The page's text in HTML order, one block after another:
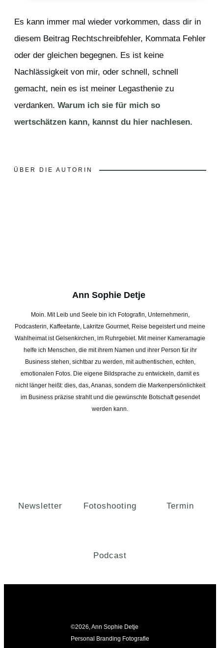
Es kann immer mal wieder vorkommen, dass dir in
diesem Beitrag Rechtschreibfehler, Kommata Fehler
oder der gleichen begegnen. Es ist keine
Nachlässigkeit von mir, oder schnell, schnell
gemacht, nein es ist meiner Legasthenie zu
verdanken. Warum ich sie für mich so
wertschätzen kann, kannst du hier nachlesen.
ÜBER DIE AUTORIN
Ann Sophie Detje
Moin. Mit Leib und Seele bin ich Fotografin, Unternehmerin,
Podcasterin, Kaffeetante, Lakritze Gourmet, Reise begeistert und meine
Wahlheimat ist Gelsenkirchen, im Ruhrgebiet. Mit meiner Kameramagie
helfe ich Menschen, die mit ihrem Namen und ihrer Person für ihr
Business stehen, sichtbar zu werden, mit authentischen, echten,
emotionalen Fotos. Die eigene Bildsprache zu entwickeln, damit es
nicht länger heißt: dies, das, Ananas, sondern die Markenpersönlichkeit
im Business präzise strahlt und die gewünschte Botschaft gesendet
werden kann.
Newsletter Fotoshooting Termin
Podcast
©2026, Ann Sophie Detje
Personal Branding Fotografie